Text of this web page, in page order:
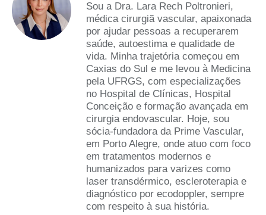
Sou a Dra. Lara Rech Poltronieri,
médica cirurgiã vascular, apaixonada
por ajudar pessoas a recuperarem
saúde, autoestima e qualidade de
vida. Minha trajetória começou em
Caxias do Sul e me levou à Medicina
pela UFRGS, com especializações
no Hospital de Clínicas, Hospital
Conceição e formação avançada em
cirurgia endovascular. Hoje, sou
sócia-fundadora da Prime Vascular,
em Porto Alegre, onde atuo com foco
em tratamentos modernos e
humanizados para varizes como
laser transdérmico, escleroterapia e
diagnóstico por ecodoppler, sempre
com respeito à sua história.